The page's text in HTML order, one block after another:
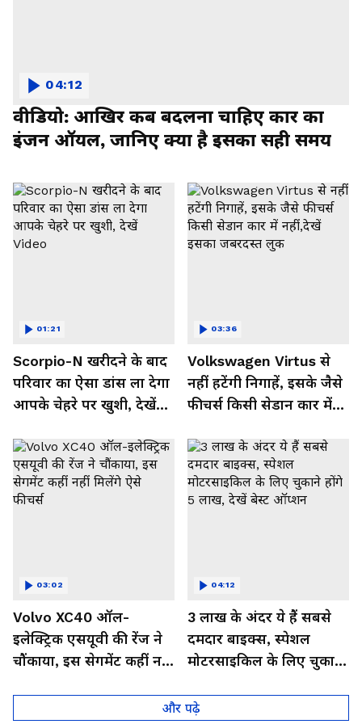
वीडियो: आखिर कब बदलना चाहिए कार का
इंजन ऑयल, जानिए क्या है इसका सही समय
04:12
Scorpio-N खरीदने के बाद
परिवार का ऐसा डांस ला देगा
आपके चेहरे पर खुशी, देखें
01:21
Volkswagen Virtus से
नहीं हटेंगी निगाहें, इसके जैसे
फीचर्स किसी सेडान कार में
03:36
Volvo XC40 ऑल-
इलेक्ट्रिक एसयूवी की रेंज ने
चौंकाया, इस सेगमेंट कहीं नहीं
03:02
3 लाख के अंदर ये हैं सबसे
दमदार बाइक्स, स्पेशल
मोटरसाइकिल के लिए चुकाने
ऑप्शन
04:12
और पढ़े